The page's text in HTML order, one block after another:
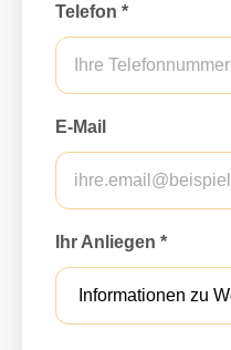
Telefon *
E-Mail
Ihr Anliegen *